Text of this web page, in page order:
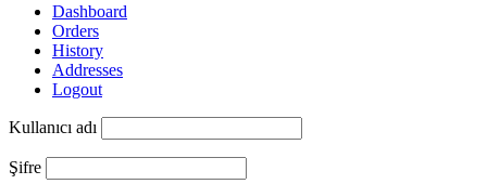
Dashboard
Orders
History
Addresses
Logout
Kullanıcı adı
Şifre